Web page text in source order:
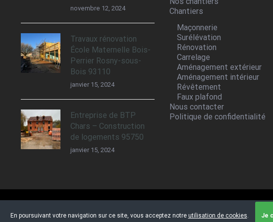
novembre 12, 2024
Travaux rénovation
École Maternelle Bois-
Perrier Rosny-sous-
Bois 93110
janvier 15, 2024
Entreprise de BTP
Chars – Construction
de logements 95750
janvier 15, 2024
Chantiers
Maçonnerie
Surélévation
Rénovation
Carrelage
Aménagement extérieur
Aménagement intérieur
Révêtement
Faux plafond
Nous contacter
Politique de confidentialité
En poursuivant votre navigation sur ce site, vous acceptez notre utilisation de cookies. Je